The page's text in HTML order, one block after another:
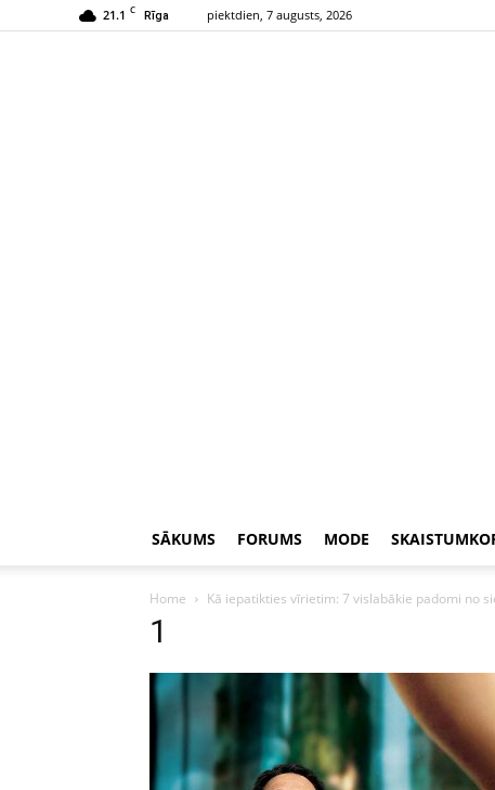
21.1 C Rīga piektdien, 7 augusts, 2026
SĀKUMS FORUMS MODE
Home Kā iepatikties vīrietim: 7 vislabākie padomi no
1